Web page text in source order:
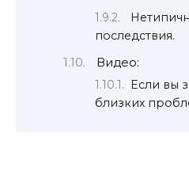
последствия.
Видео:
Если вы
близких